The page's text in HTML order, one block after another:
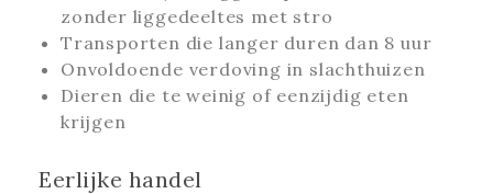
zonder liggedeeltes met stro
Transporten die langer duren dan 8 uur
Onvoldoende verdoving in slachthuizen
Dieren die te weinig of eenzijdig eten
krijgen
Eerlijke handel